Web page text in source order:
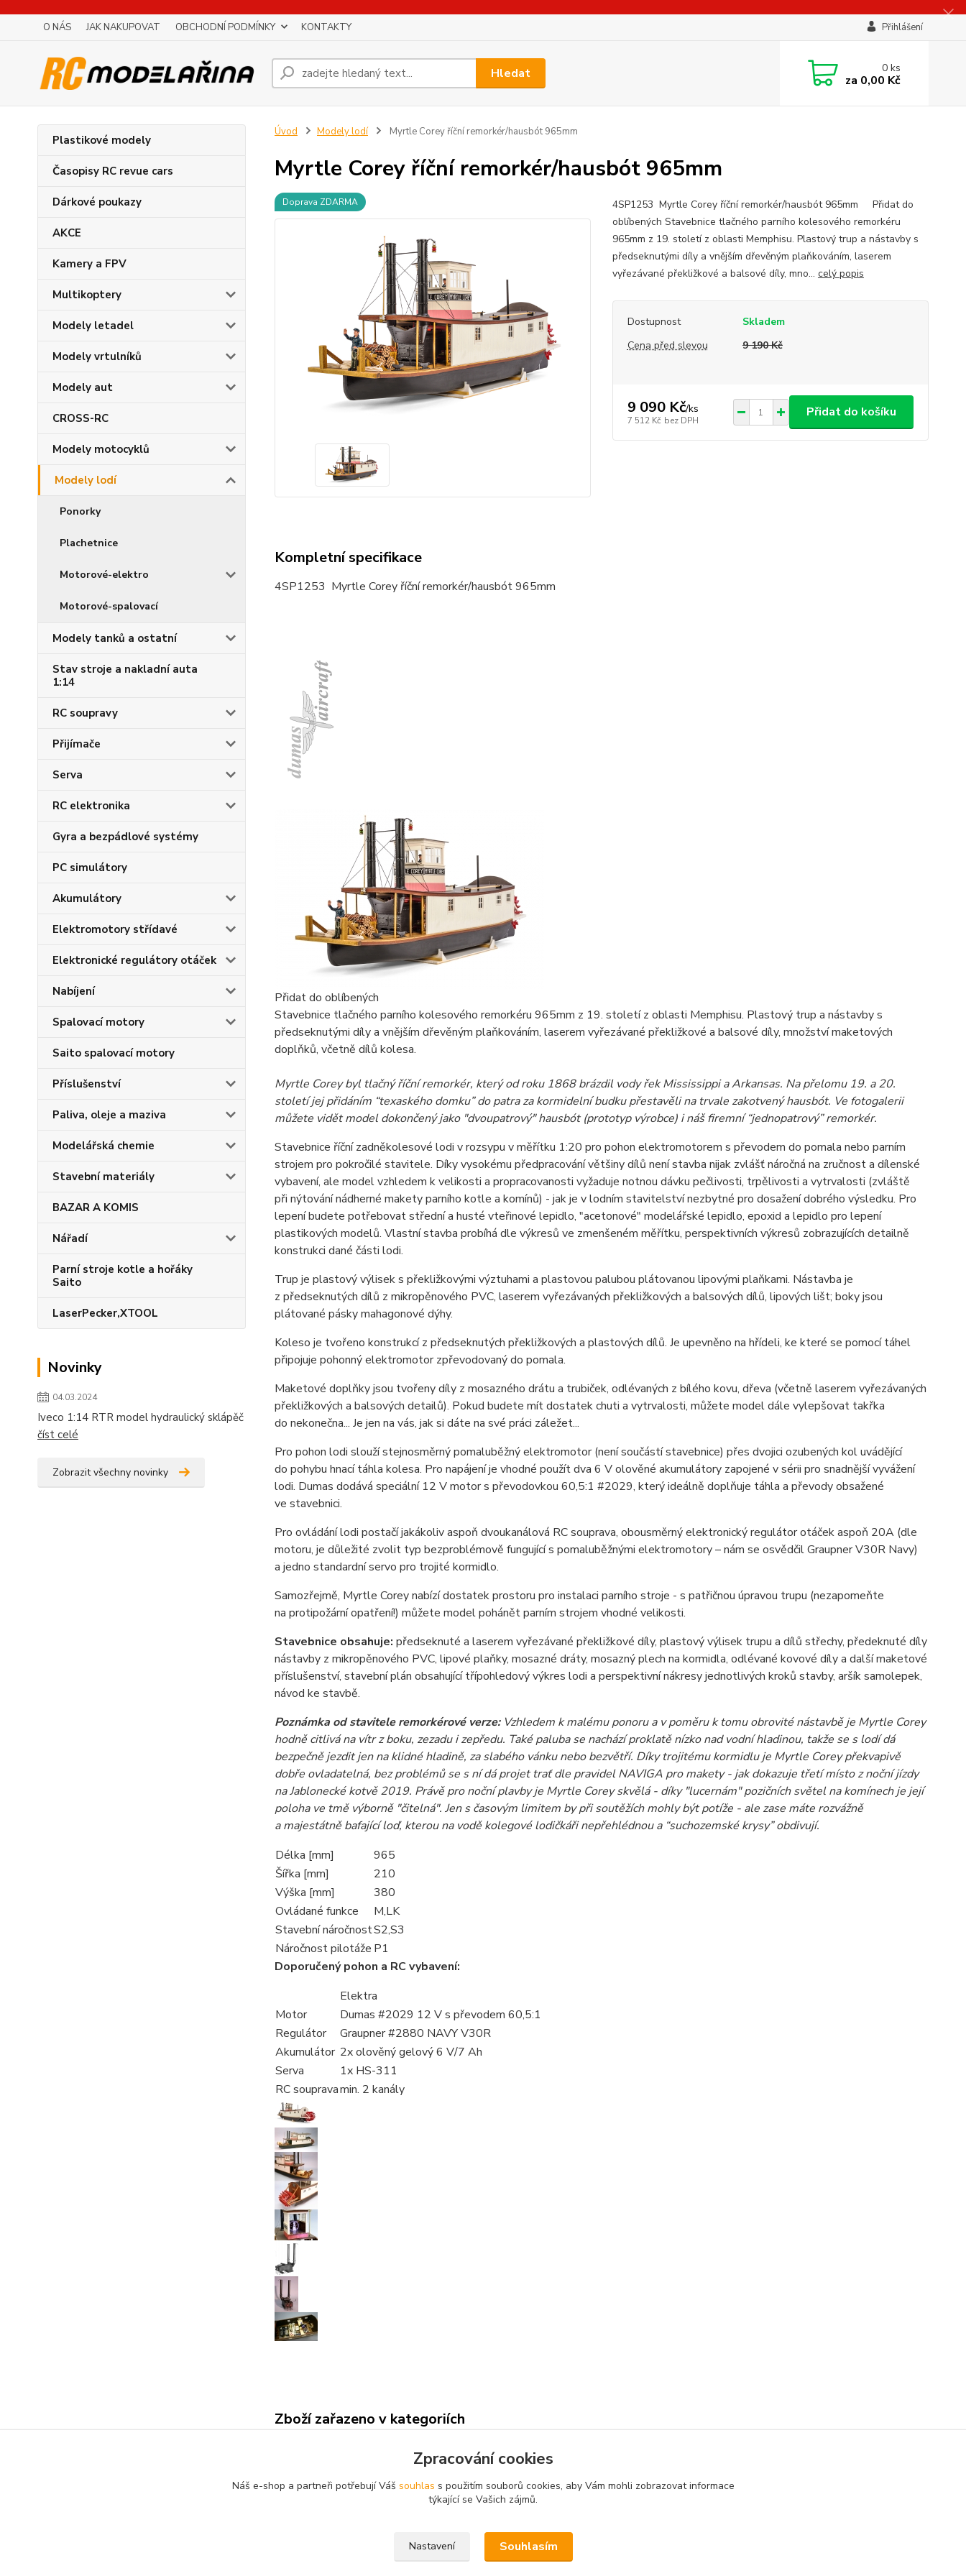
O NÁS JAK NAKUPOVAT OBCHODNÍ PODMÍNKY KONTAKTY Přihlášení
Hledat 0ks
za 0,00 Kč
Plastikové modely
Časopisy RC revue cars
Dárkové poukazy
AKCE
Kamery a FPV
Multikoptery
Modely letadel
Modely vrtulníků
Modely aut
CROSS-RC
Modely motocyklů
Modely lodí
Ponorky
Plachetnice
Motorové-elektro
Motorové-spalovací
Modely tanků a ostatní
Stav stroje a nakladní auta
1:14
RC soupravy
Přijímače
Serva
RC elektronika
Gyra a bezpádlové systémy
PC simulátory
Akumulátory
Elektromotory střídavé
Elektronické regulátory otáček
Nabíjení
Spalovací motory
Saito spalovací motory
Příslušenství
Paliva, oleje a maziva
Modelářská chemie
Stavební materiály
BAZAR A KOMIS
Nářadí
Parní stroje kotle a hořáky
Saito
LaserPecker,XTOOL
Novinky
04.03.2024
Iveco 1:14 RTR model hydraulický sklápěč
číst celé
Zobrazit všechny novinky
Úvod Modely lodí Myrtle Corey říční remorkér/hausbót 965mm
Myrtle Corey říční remorkér/hausbót 965mm
Doprava ZDARMA
4SP1253 Myrtle Corey říční remorkér/hausbót 965mm Přidat do
oblíbených Stavebnice tlačného parního kolesového remorkéru
965mm z 19. století z oblasti Memphisu. Plastový trup a nástavby s
předseknutými díly a vnějším dřevěným plaňkováním, laserem
vyřezávané překližkové a balsové díly, mno... celý popis
Dostupnost
Skladem
Cena před slevou
9 190 Kč
9 090 Kč/ks
7 512 Kč bez DPH
Přidat do košíku
Kompletní specifikace
4SP1253 Myrtle Corey říční remorkér/hausbót 965mm
Přidat do oblíbených
Stavebnice tlačného parního kolesového remorkéru 965mm z 19. století z oblasti Memphisu. Plastový trup a nástavby s
předseknutými díly a vnějším dřevěným plaňkováním, laserem vyřezávané překližkové a balsové díly, množství maketových
doplňků, včetně dílů kolesa.
Myrtle Corey byl tlačný říční remorkér, který od roku 1868 brázdil vody řek Mississippi a Arkansas. Na přelomu 19. a 20.
století jej přidáním “texaského domku” do patra za kormidelní budku přestavěli na trvale zakotvený hausbót. Ve fotogalerii
můžete vidět model dokončený jako "dvoupatrový" hausbót (prototyp výrobce) i náš firemní “jednopatrový” remorkér.
Stavebnice říční zadněkolesové lodi v rozsypu v měřítku 1:20 pro pohon elektromotorem s převodem do pomala nebo parním
strojem pro pokročilé stavitele. Díky vysokému předpracování většiny dílů není stavba nijak zvlášť náročná na zručnost a dílenské
vybavení, ale model vzhledem k velikosti a propracovanosti vyžaduje notnou dávku pečlivosti, trpělivosti a vytrvalosti (zvláště
při nýtování nádherné makety parního kotle a komínů) - jak je v lodním stavitelství nezbytné pro dosažení dobrého výsledku. Pro
lepení budete potřebovat střední a husté vteřinové lepidlo, "acetonové" modelářské lepidlo, epoxid a lepidlo pro lepení
plastikových modelů. Vlastní stavba probíhá dle výkresů ve zmenšeném měřítku, perspektivních výkresů zobrazujících detailně
konstrukci dané části lodi.
Trup je plastový výlisek s překližkovými výztuhami a plastovou palubou plátovanou lipovými plaňkami. Nástavba je
z předseknutých dílů z mikropěnového PVC, laserem vyřezávaných překližkových a balsových dílů, lipových lišt; boky jsou
plátované pásky mahagonové dýhy.
Koleso je tvořeno konstrukcí z předseknutých překližkových a plastových dílů. Je upevněno na hřídeli, ke které se pomocí táhel
připojuje pohonný elektromotor zpřevodovaný do pomala.
Maketové doplňky jsou tvořeny díly z mosazného drátu a trubiček, odlévaných z bílého kovu, dřeva (včetně laserem vyřezávaných
překližkových a balsových detailů). Pokud budete mít dostatek chuti a vytrvalosti, můžete model dále vylepšovat takřka
do nekonečna... Je jen na vás, jak si dáte na své práci záležet...
Pro pohon lodi slouží stejnosměrný pomaluběžný elektromotor (není součástí stavebnice) přes dvojici ozubených kol uvádějící
do pohybu hnací táhla kolesa. Pro napájení je vhodné použít dva 6 V olověné akumulátory zapojené v sérii pro snadnější vyvážení
lodi. Dumas dodává speciální 12 V motor s převodovkou 60,5:1 #2029, který ideálně doplňuje táhla a převody obsažené
ve stavebnici.
Pro ovládání lodi postačí jakákoliv aspoň dvoukanálová RC souprava, obousměrný elektronický regulátor otáček aspoň 20A (dle
motoru, je důležité zvolit typ bezproblémově fungující s pomaluběžnými elektromotory – nám se osvědčil Graupner V30R Navy)
a jedno standardní servo pro trojité kormidlo.
Samozřejmě, Myrtle Corey nabízí dostatek prostoru pro instalaci parního stroje - s patřičnou úpravou trupu (nezapomeňte
na protipožární opatření!) můžete model pohánět parním strojem vhodné velikosti.
Stavebnice obsahuje: předseknuté a laserem vyřezávané překližkové díly, plastový výlisek trupu a dílů střechy, předeknuté díly
nástavby z mikropěnového PVC, lipové plaňky, mosazné dráty, mosazný plech na kormidla, odlévané kovové díly a další maketové
příslušenství, stavební plán obsahující třípohledový výkres lodi a perspektivní nákresy jednotlivých kroků stavby, aršík samolepek,
návod ke stavbě.
Poznámka od stavitele remorkérové verze:Vzhledem k malému ponoru a v poměru k tomu obrovité nástavbě je Myrtle Corey
hodně citlivá na vítr z boku, zezadu i zepředu. Také paluba se nachází proklatě nízko nad vodní hladinou, takže se s lodí dá
bezpečně jezdit jen na klidné hladině, za slabého vánku nebo bezvětří. Díky trojitému kormidlu je Myrtle Corey překvapivě
dobře ovladatelná, bez problémů se s ní dá projet trať dle pravidel NAVIGA pro makety - jak dokazuje třetí místo z noční jízdy
na Jablonecké kotvě 2019. Právě pro noční plavby je Myrtle Corey skvělá - díky "lucernám" pozičních světel na komínech je její
poloha ve tmě výborně "čitelná". Jen s časovým limitem by při soutěžích mohly být potíže - ale zase máte rozvážně
a majestátně bafající loď, kterou na vodě kolegové lodičkáři nepřehlédnou a “suchozemské krysy” obdivují.
Délka [mm]
965
Šířka [mm]
210
Výška [mm]
380
Ovládané funkce
M,LK
Stavební náročnostS2,S3
Náročnost pilotáže P1
Doporučený pohon a RC vybavení:
Elektra
Motor
Dumas #2029 12 V s převodem 60,5:1
Regulátor
Graupner #2880 NAVY V30R
Akumulátor 2x olověný gelový 6 V/7 Ah
Serva
1x HS-311
RC soupravamin. 2 kanály
Zboží zařazeno v kategoriích
Motorové-elektro
Zpracování cookies
Náš e-shop a partneři potřebují Váš souhlas s použitím souborů cookies, aby Vám mohli zobrazovat informace
týkající se Vašich zájmů.
Nastavení Souhlasím